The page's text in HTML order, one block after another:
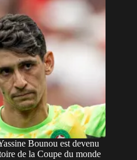
Bounou est devenu
de la Coupe du monde